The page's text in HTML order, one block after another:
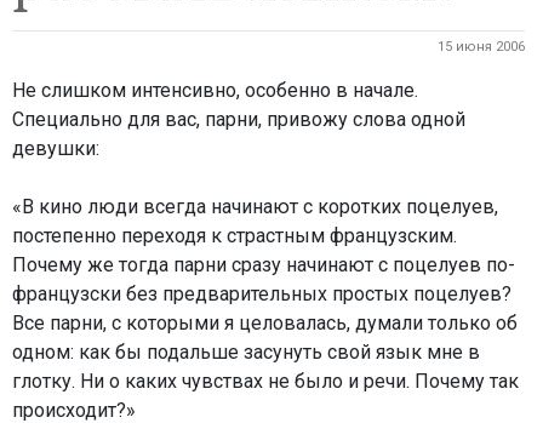
15 июня 2006
Не слишком интенсивно, особенно в начале.
Специально для вас, парни, привожу слова одной
девушки:
«В кино люди всегда начинают с коротких поцелуев,
постепенно переходя к страстным французским.
Почему же тогда парни сразу начинают с поцелуев по-
французски без предварительных простых поцелуев?
Все парни, с которыми я целовалась, думали только об
одном: как бы подальше засунуть свой язык мне в
глотку. Ни о каких чувствах не было и речи. Почему так
происходит?»